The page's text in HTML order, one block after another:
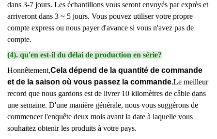
dans 3-7 jours. Les échantillons vous seront envoyés par exprès et
arriveront dans 3 ~ 5 jours. Vous pouvez utiliser votre propre
compte express ou nous payer d'avance si vous n'avez pas de
compte.
(4). qu'en est-il du délai de production en série?
Honnêtement,Cela dépend de la quantité de commande
et de la saison où vous passez la commande.Le meilleur
record que nous gardons est de livrer 10 kilomètres de câble dans
une semaine. D'une manière générale, nous vous suggérons de
commencer l'enquête deux mois avant la date à laquelle vous
souhaitez obtenir les produits à votre pays.